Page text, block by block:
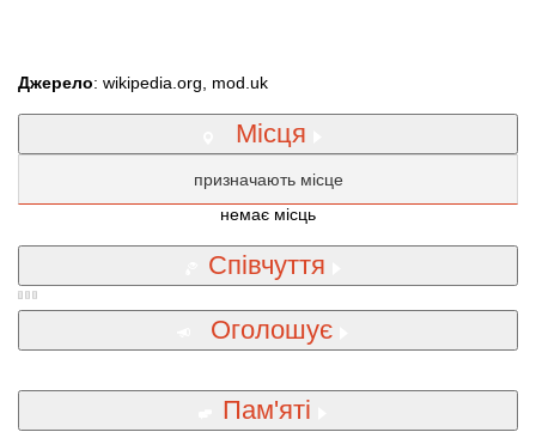
Джерело: wikipedia.org, mod.uk
Місця
призначають місце
немає місць
Співчуття
Оголошує
Пам'яті